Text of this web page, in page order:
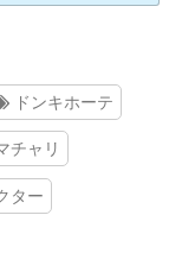
ドンキホーテ
チャリ
ター